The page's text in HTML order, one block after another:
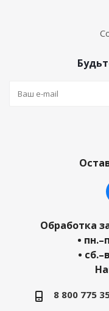
Обработка
•
•
8 800 775